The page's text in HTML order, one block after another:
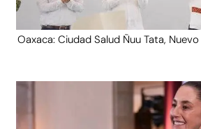
Oaxaca: Ciudad Salud Ñuu Tata,